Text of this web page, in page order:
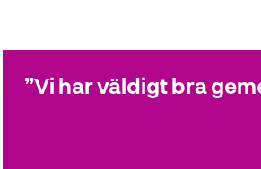
Hur
Vi har väldigt bra